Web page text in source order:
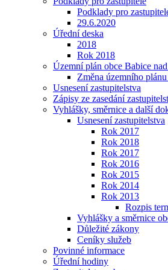
Podklady pro
29.6.2020
Úřední deska
2018
Rok 2018
Územní plán obce Babice
Změna územního
Usnesení zastupitelstva
Zápisy ze zasedání
Vyhlášky, směrnice a další
Usnesení zastupitelstva
Rok 2017
Rok 2018
Rok 2017
Rok 2016
Rok 2015
Rok 2014
Rok 2013
Rozpis
Vyhlášky a směrnice
Důležité zákony
Ceníky služeb
Povinné informace
Úřední hodiny